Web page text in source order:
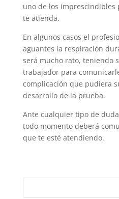
uno de los imprescindibles
te atienda.
En algunos casos el
aguantes la respiración
será mucho rato, teniendo
trabajador para
complicación que pudiera
desarrollo de la prueba.
Ante cualquier tipo de
todo momento deberá
que te esté atendiendo.